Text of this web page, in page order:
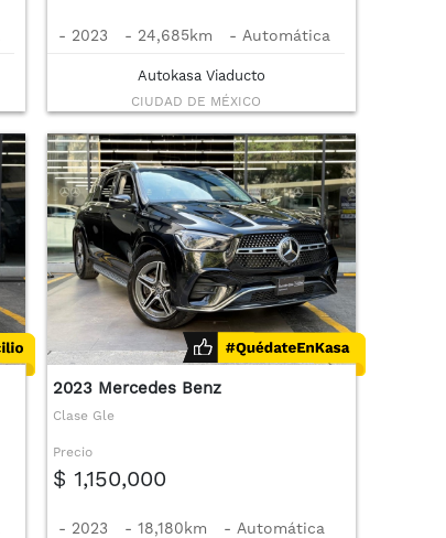
- 2023 - 24,685km - Automática
Autokasa Viaducto
CIUDAD DE MÉXICO
2023 Mercedes Benz
Clase Gle
Precio
$ 1,150,000
- 2023 - 18,180km - Automática